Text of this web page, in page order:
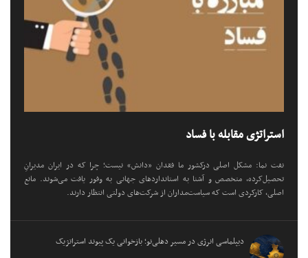
استراتژی مقابله با فساد
نفت نما: مشکل اصلی درکشور ما فقدان «دانش» نیست؛ چرا که در ایران مدیرانِ
تحصیل‌کرده، متخصص و آشنا به استانداردهای جهانی به وفور یافت می‌شوند. مانع
اصلی، کارکردی است که سیاست‌مداران از شرکت‌های دولتی انتظار دارند.
دیپلماسی انرژی در مسیر دهلی‌نو؛ بازخوانی یک پیوند استراتژیک